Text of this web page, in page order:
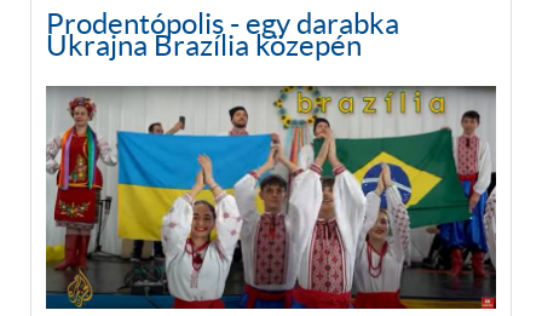
Prodentópolis - egy darabka
Ukrajna Brazília közepén